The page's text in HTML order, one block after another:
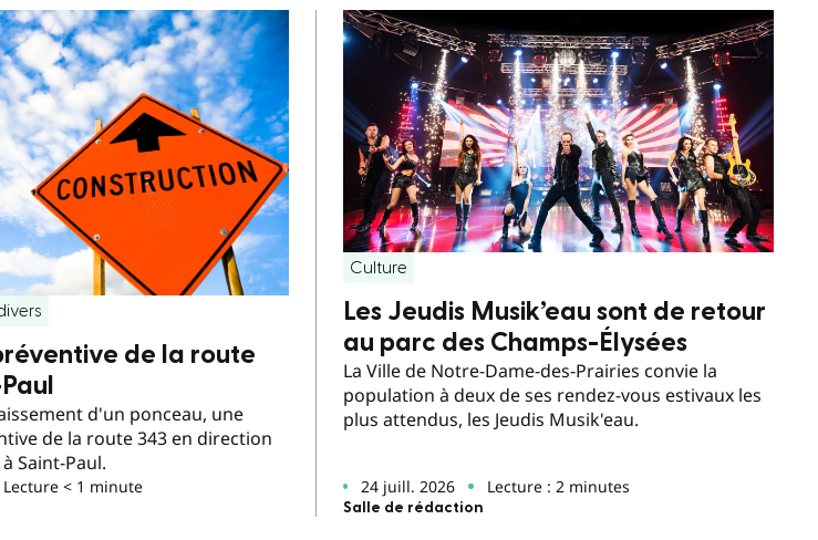
de la route
d'un ponceau, une
de la route 343 en direction
Saint-Paul.
Lecture < 1 minute
Culture
Les Jeudis Musik’eau sont de retour
au parc des Champs-Élysées
La Ville de Notre-Dame-des-Prairies convie la
population à deux de ses rendez-vous estivaux les
plus attendus, les Jeudis Musik'eau.
24 juill. 2026 Lecture : 2 minutes
Salle de rédaction